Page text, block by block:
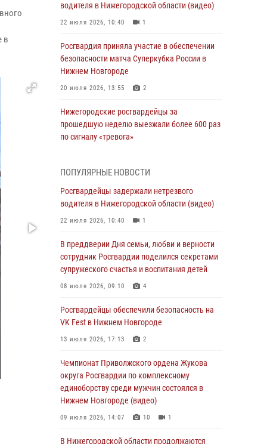
в
водителя в Нижегородской области (видео)
22 июля 2026, 10:40 1
Росгвардия приняла участие в обеспечении
безопасности матча Суперкубка России в
Нижнем Новгороде
20 июля 2026, 13:55 2
Нижегородские росгвардейцы за
прошедшую неделю выезжали более 600 раз
по сигналу «тревога»
В Нижегородской области сотрудники
Росгвардии «по горячим следам» задержали
правонарушителя за стрельбу
17 июля 2026, 05:17
В Нижегородской области продолжаются
мероприятия в рамках всероссийской
ведомственной акции «Каникулы с
Росгвардейцы обеспечили безопасность на
VK Fest в Нижнем Новгороде
Нижегородские росгвардейцы за
прошедшую неделю выезжали более 750 раз
по сигналу «тревога»
13 июля 2026, 06:45
Росгвардейцы предотвратили серию краж в
ПОПУЛЯРНЫЕ НОВОСТИ
Росгвардейцы задержали нетрезвого
водителя в Нижегородской области (видео)
22 июля 2026, 10:40 1
В преддверии Дня семьи, любви и верности
сотрудник Росгвардии поделился секретами
супружеского счастья и воспитания детей
08 июля 2026, 09:10 4
Росгвардейцы обеспечили безопасность на
VK Fest в Нижнем Новгороде
13 июля 2026, 17:13 2
Чемпионат Приволжского ордена Жукова
округа Росгвардии по комплексному
единоборству среди мужчин состоялся в
Нижнем Новгороде (видео)
09 июля 2026, 14:07 10 1
В Нижегородской области продолжаются